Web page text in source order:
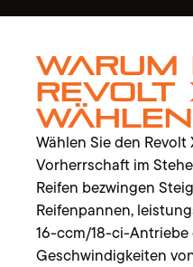
Warum
Revolt
Wählen Sie den
Vorherrschaft im
Reifen bezwingen
Reifenpannen,
16-ccm/18-ci-
Geschwindigkeiten